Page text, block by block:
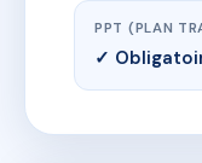
PPT (PLAN
✓